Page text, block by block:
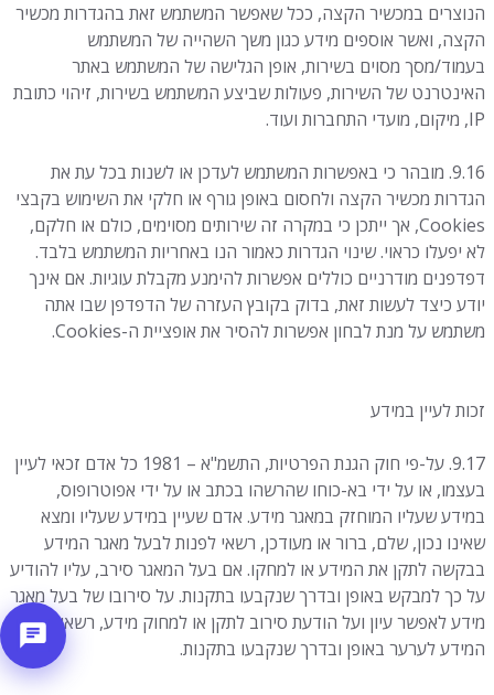
הנוצרים במכשיר הקצה, ככל שאפשר המשתמש זאת בהגדרות מכשיר
הקצה, ואשר אוספים מידע כגון משך השהייה של המשתמש
בעמוד/מסך מסוים בשירות, אופן הגלישה של המשתמש באתר
האינטרנט של השירות, פעולות שביצע המשתמש בשירות, זיהוי כתובת
IP, מיקום, מועדי התחברות ועוד.
9.16. מובהר כי באפשרות המשתמש לעדכן או לשנות בכל עת את
הגדרות מכשיר הקצה ולחסום באופן גורף או חלקי את השימוש בקבצי
Cookies, אך ייתכן כי במקרה זה שירותים מסוימים, כולם או חלקם,
לא יפעלו כראוי. שינוי הגדרות כאמור הנו באחריות המשתמש בלבד.
דפדפנים מודרניים כוללים אפשרות להימנע מקבלת עוגיות. אם אינך
יודע כיצד לעשות זאת, בדוק בקובץ העזרה של הדפדפן שבו אתה
משתמש על מנת לבחון אפשרות להסיר את אופציית ה-Cookies.
זכות לעיין במידע
9.17. על-פי חוק הגנת הפרטיות, התשמ"א – 1981 כל אדם זכאי לעיין
בעצמו, או על ידי בא-כוחו שהרשהו בכתב או על ידי אפוטרופוס,
במידע שעליו המוחזק במאגר מידע. אדם שעיין במידע שעליו ומצא
שאינו נכון, שלם, ברור או מעודכן, רשאי לפנות לבעל מאגר המידע
בבקשה לתקן את המידע או למחקו. אם בעל המאגר סירב, עליו להודיע
על כך למבקש באופן ובדרך שנקבעו בתקנות. על סירובו של בעל מאגר
מידע לאפשר עיון ועל הודעת סירוב לתקן או למחוק מידע, רשאי מבקש
המידע לערער באופן ובדרך שנקבעו בתקנות.